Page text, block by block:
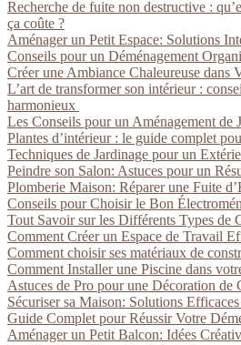
Recherche de fuite non destructive :
ça coûte ?
Aménager un Petit Espace: Solutions
Conseils pour un Déménagement
Créer une Ambiance Chaleureuse dans
L’art de transformer son intérieur :
harmonieux
Les Conseils pour un Aménagement de
Plantes d’intérieur : le guide complet
Techniques de Jardinage pour un
Peindre son Salon: Astuces pour un
Plomberie Maison: Réparer une Fuite
Conseils pour Choisir le Bon
Tout Savoir sur les Différents Types de
Comment Créer un Espace de Travail
Comment choisir ses matériaux de
Comment Installer une Piscine dans
Astuces de Pro pour une Décoration de
Sécuriser sa Maison: Solutions
Guide Complet pour Réussir Votre
Aménager un Petit Balcon: Idées